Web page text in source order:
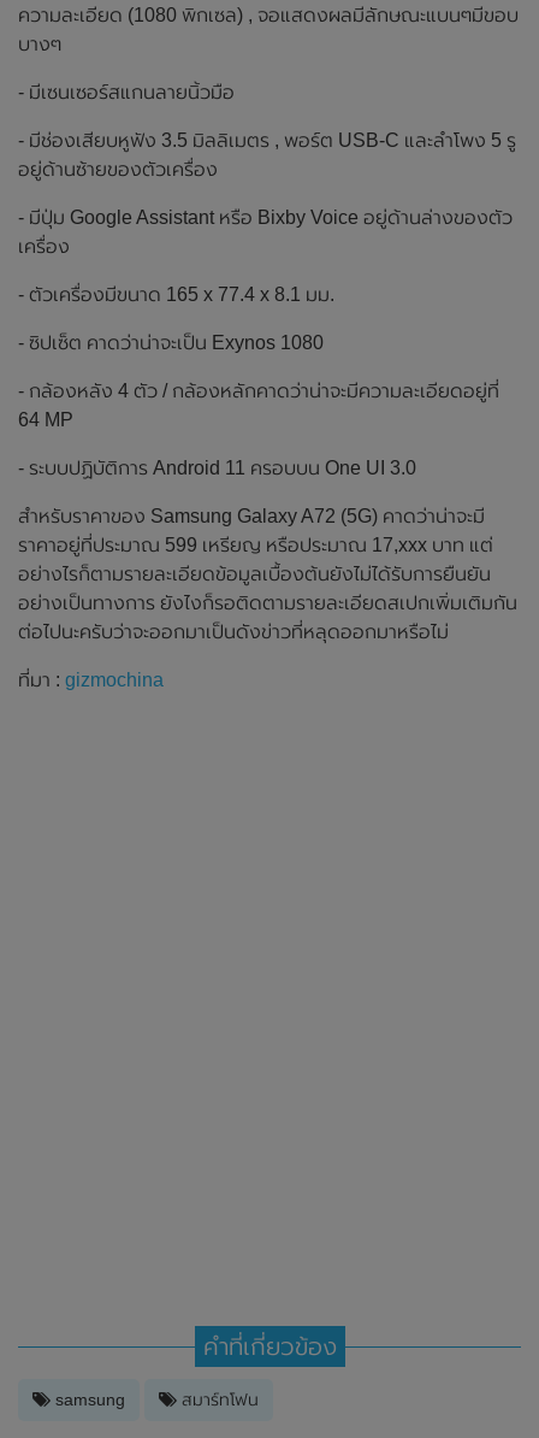
ความละเอียด (1080 พิกเซล) , จอแสดงผลมีลักษณะแบนๆมีขอบ
บางๆ
- มีเซนเซอร์สแกนลายนิ้วมือ
- มีช่องเสียบหูฟัง 3.5 มิลลิเมตร , พอร์ต USB-C และลำโพง 5 รู
อยู่ด้านซ้ายของตัวเครื่อง
- มีปุ่ม Google Assistant หรือ Bixby Voice อยู่ด้านล่างของตัว
เครื่อง
- ตัวเครื่องมีขนาด 165 x 77.4 x 8.1 มม.
- ซิปเซ็ต คาดว่าน่าจะเป็น Exynos 1080
- กล้องหลัง 4 ตัว / กล้องหลักคาดว่าน่าจะมีความละเอียดอยู่ที่
64 MP
- ระบบปฏิบัติการ Android 11 ครอบบน One UI 3.0
สำหรับราคาของ Samsung Galaxy A72 (5G) คาดว่าน่าจะมี
ราคาอยู่ที่ประมาณ 599 เหรียญ หรือประมาณ 17,xxx บาท แต่
อย่างไรก็ตามรายละเอียดข้อมูลเบื้องต้นยังไม่ได้รับการยืนยัน
อย่างเป็นทางการ ยังไงก็รอติดตามรายละเอียดสเปกเพิ่มเติมกัน
ต่อไปนะครับว่าจะออกมาเป็นดังข่าวที่หลุดออกมาหรือไม่
ที่มา : gizmochina
คำที่เกี่ยวข้อง
samsung สมาร์ทโฟน